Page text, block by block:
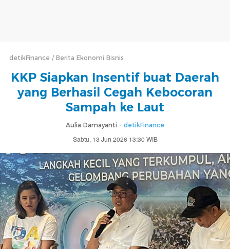
detikFinance Berita Ekonomi Bisnis
KKP Siapkan Insentif buat Daerah
yang Berhasil Cegah Kebocoran
Sampah ke Laut
Aulia Damayanti - detikFinance
Sabtu, 13 Jun 2026 13:30 WIB